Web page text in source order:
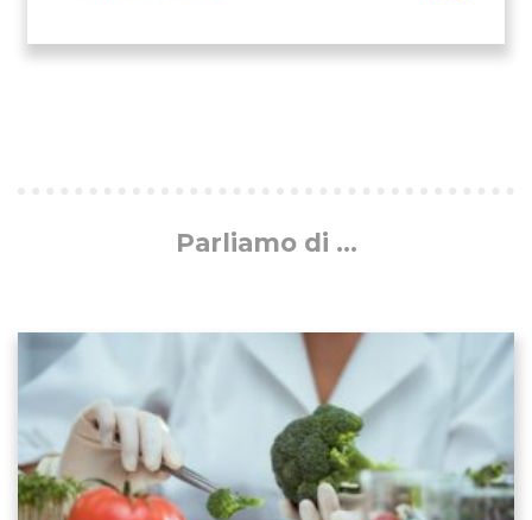
Parliamo di ...